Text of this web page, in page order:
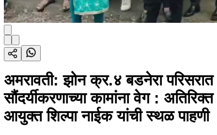
अमरावती: झोन क्र.४ बडनेरा परिसरात
सौंदर्यीकरणाच्या कामांना वेग : अतिरिक्त
आयुक्त शिल्पा नाईक यांची स्थळ पाहणी